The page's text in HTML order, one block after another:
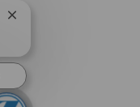
Close chatbot